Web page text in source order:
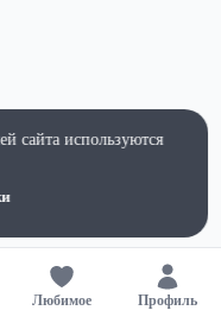
Любимое Профиль
сайта используются